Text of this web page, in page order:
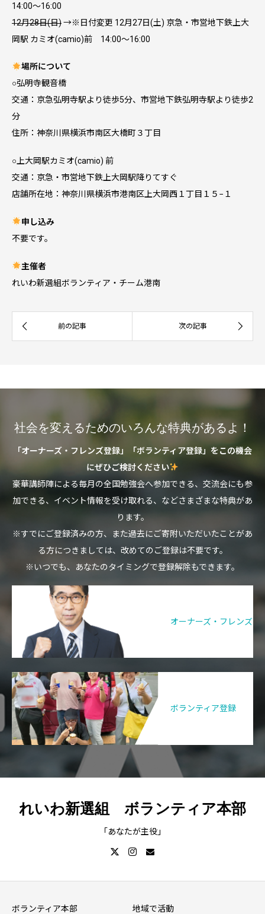
14:00〜16:00
12月28日(日)→※日付変更 12月27日(土) 京急・市営地下鉄上大
岡駅 カミオ(camio)前 14:00〜16:00
場所について
○弘明寺観音橋
交通：京急弘明寺駅より徒歩5分、市営地下鉄弘明寺駅より徒歩2
分
住所：神奈川県横浜市南区大橋町３丁目
○上大岡駅カミオ(camio) 前
交通：京急・市営地下鉄上大岡駅降りてすぐ
店舗所在地：神奈川県横浜市港南区上大岡西１丁目１５−１
申し込み
不要です。
主催者
れいわ新選組ボランティア・チーム港南
社会を変えるためのいろんな特典があるよ！
「オーナーズ・フレンズ登録」「ボランティア登録」をこの機会
にぜひご検討ください
豪華講師陣による毎月の全国勉強会へ参加できる、交流会にも参
加できる、イベント情報を受け取れる、などさまざまな特典があ
ります。
※すでにご登録済みの方、また過去にご寄附いただいたことがあ
る方につきましては、改めてのご登録は不要です。
※いつでも、あなたのタイミングで登録解除もできます。
オーナーズ・フレンズ
ボランティア登録
れいわ新選組 ボランティア本部
「あなたが主役」
ボランティア本部 地域で活動